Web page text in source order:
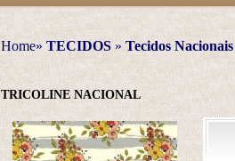
Home»TECIDOS » Tecidos
TRICOLINE NACIONAL